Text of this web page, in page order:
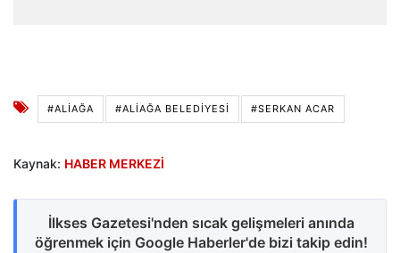
#ALIAĞA #ALIAĞA BELEDIYESI #SERKAN ACAR
Kaynak: HABER MERKEZİ
İlkses Gazetesi'nden sıcak gelişmeleri anında
öğrenmek için Google Haberler'de bizi takip edin!